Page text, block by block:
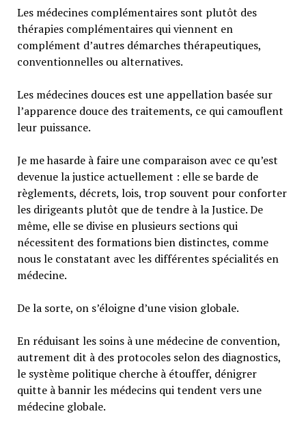
Les médecines complémentaires sont plutôt des
thérapies complémentaires qui viennent en
complément d’autres démarches thérapeutiques,
conventionnelles ou alternatives.
Les médecines douces est une appellation basée sur
l’apparence douce des traitements, ce qui camouflent
leur puissance.
Je me hasarde à faire une comparaison avec ce qu’est
devenue la justice actuellement : elle se barde de
règlements, décrets, lois, trop souvent pour conforter
les dirigeants plutôt que de tendre à la Justice. De
même, elle se divise en plusieurs sections qui
nécessitent des formations bien distinctes, comme
nous le constatant avec les différentes spécialités en
médecine.
De la sorte, on s’éloigne d’une vision globale.
En réduisant les soins à une médecine de convention,
autrement dit à des protocoles selon des diagnostics,
le système politique cherche à étouffer, dénigrer
quitte à bannir les médecins qui tendent vers une
médecine globale.